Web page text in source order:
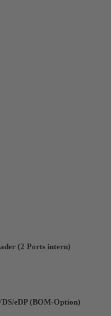
(2 Ports intern)
eDP (BOM-Option)